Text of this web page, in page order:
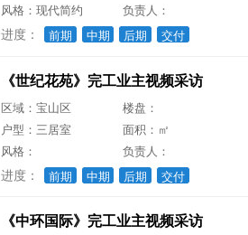
风格：现代简约
负责人：
进度： 前期 中期 后期 交付
《世纪花苑》完工业主视频采访
区域：宝山区
楼盘：
户型：三居室
面积：㎡
风格：
负责人：
进度： 前期 中期 后期 交付
《中环国际》完工业主视频采访